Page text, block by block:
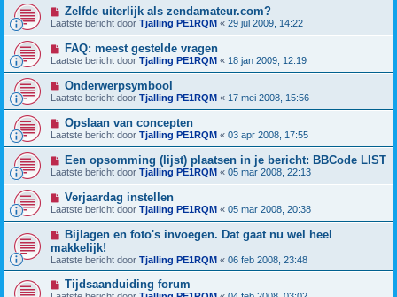
Zelfde uiterlijk als zendamateur.com?
Laatste bericht door Tjalling PE1RQM « 29 jul 2009, 14:22
FAQ: meest gestelde vragen
Laatste bericht door Tjalling PE1RQM « 18 jan 2009, 12:19
Onderwerpsymbool
Laatste bericht door Tjalling PE1RQM « 17 mei 2008, 15:56
Opslaan van concepten
Laatste bericht door Tjalling PE1RQM « 03 apr 2008, 17:55
Een opsomming (lijst) plaatsen in je bericht: BBCode LIST
Laatste bericht door Tjalling PE1RQM « 05 mar 2008, 22:13
Verjaardag instellen
Laatste bericht door Tjalling PE1RQM « 05 mar 2008, 20:38
Bijlagen en foto's invoegen. Dat gaat nu wel heel
makkelijk!
Laatste bericht door Tjalling PE1RQM « 06 feb 2008, 23:48
Tijdsaanduiding forum